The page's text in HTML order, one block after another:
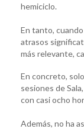
hemiciclo.
En tanto,
atrasos
más relevante,
En concreto,
sesiones de
con casi ocho
Además, no ha